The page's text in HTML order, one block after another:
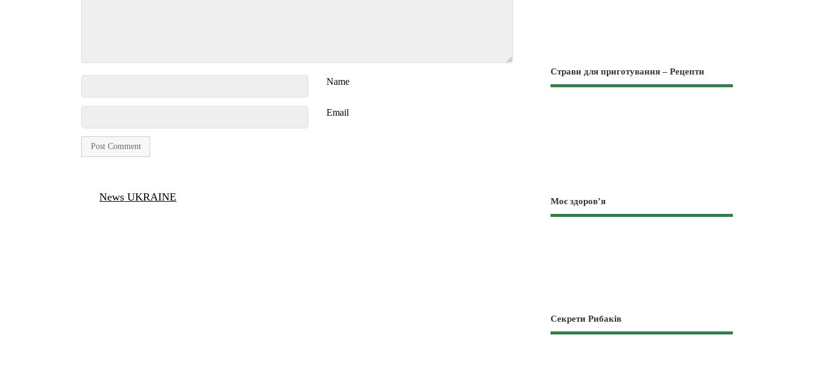
Name
Email
News UKRAINE
Страви для приготування – Рецепти
Моє здоров’я
Секрети Рибаків